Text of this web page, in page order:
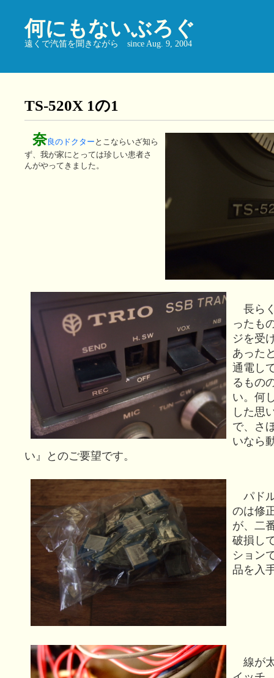
何にもないぶろぐ
遠くで汽笛を聞きながら since Aug. 9, 2004
TS-520X 1の1
奈良のドクター とこならいざ知ら
ず、我が家にとっては珍しい患者さ
んがやってきました。
長ら
ったも
ジを受
あった
通電し
るもの
い。何
した思
で、さ
いなら
い』とのご要望です。
パド
のは修
が、二
破損し
ション
品を入
線が